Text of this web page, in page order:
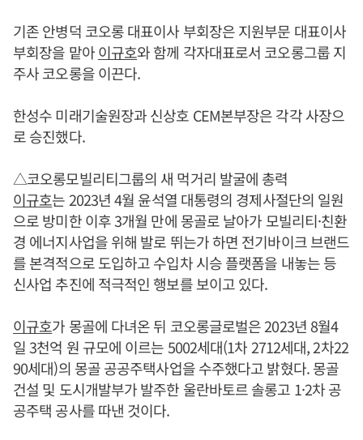
기존 안병덕 코오롱 대표이사 부회장은 지원부문 대표이사
부회장을 맡아이규호와 함께 각자대표로서 코오롱그룹 지
주사 코오롱을 이끈다.
한성수 미래기술원장과 신상호 CEM본부장은 각각 사장으
로 승진했다.
△코오롱모빌리티그룹의 새 먹거리 발굴에 총력
이규호는 2023년 4월 윤석열 대통령의 경제사절단의 일원
으로 방미한 이후 3개월 만에 몽골로 날아가 모빌리티·친환
경 에너지사업을 위해 발로 뛰는가 하면 전기바이크 브랜드
를 본격적으로 도입하고 수입차 시승 플랫폼을 내놓는 등
신사업 추진에 적극적인 행보를 보이고 있다.
이규호가 몽골에 다녀온 뒤 코오롱글로벌은 2023년 8월4
일 3천억 원 규모에 이르는 5002세대(1차 2712세대, 2차22
90세대)의 몽골 공공주택사업을 수주했다고 밝혔다. 몽골
건설 및 도시개발부가 발주한 울란바토르 솔롱고 1·2차 공
공주택 공사를 따낸 것이다.